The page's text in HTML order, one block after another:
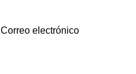
Correo electrónico